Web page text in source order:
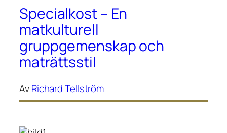
Specialkost – En
matkulturell
gruppgemenskap och
maträttsstil
AvRichard Tellström